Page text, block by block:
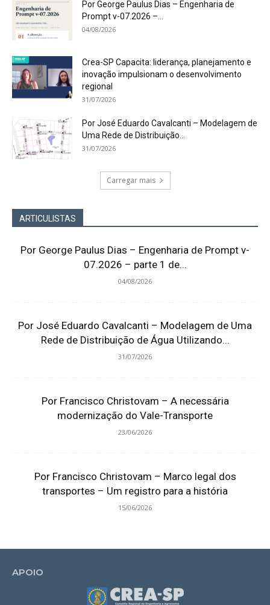
Por George Paulus Dias – Engenharia de
Prompt v-07.2026 –...
04/08/2026
Crea-SP Capacita: liderança, planejamento e
inovação impulsionam o desenvolvimento
regional
31/07/2026
Por José Eduardo Cavalcanti – Modelagem de
Uma Rede de Distribuição...
31/07/2026
Carregar mais
ARTICULISTAS
Por George Paulus Dias – Engenharia de Prompt v-
07.2026 – parte 1 de...
04/08/2026
Por José Eduardo Cavalcanti – Modelagem de Uma
Rede de Distribuição de Água Utilizando...
31/07/2026
Por Francisco Christovam – A necessária
modernização do Vale-Transporte
23/06/2026
Por Francisco Christovam – Marco legal dos
transportes – Um registro para a história
15/06/2026
APOIO